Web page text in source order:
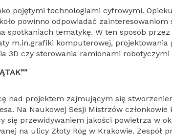
pojętymi technologiami cyfrowymi.
powinno odpowiadać
spotkaniach tematykę. W ten sposób przez
m.in.grafiki komputerowej,
3D czy sterowania ramionami robotyczymi
nad projektem zajmującym się
Na Naukowej Sesji Mistrzów członkowie
się przewidywaniem jakości powietrza w
na ulicy Złoty Róg w Krakowie. Zespół